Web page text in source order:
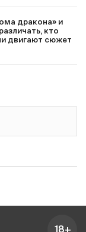
дракона» и
кто
двигают сюжет